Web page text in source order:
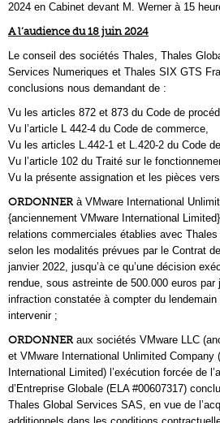
2024 en Cabinet devant M. Werner à 15
A l’audience du 18 juin 2024
Le conseil des sociétés Thales, Thales
Services Numeriques et Thales SIX GTS
conclusions nous demandant de :
Vu les articles 872 et 873 du Code de
Vu l’article L 442-4 du Code de commerce,
Vu les articles L.442-1 et L.420-2 du Code
Vu l’article 102 du Traité sur le
Vu la présente assignation et les pièces
ORDONNER à VMware International
{anciennement VMware International
relations commerciales établies avec
selon les modalités prévues par le Contrat
janvier 2022, jusqu’à ce qu’une décision
rendue, sous astreinte de 500.000 euros par
infraction constatée à compter du
intervenir ;
ORDONNER aux sociétés VMware LLC
et VMware International Unlimited Company
International Limited) l’exécution forcée de
d’Entreprise Globale (ELA #00607317)
Thales Global Services SAS, en vue de